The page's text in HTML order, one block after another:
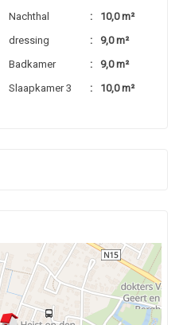
Nachthal :
10,0 m²
dressing :
9,0 m²
Badkamer :
9,0 m²
Slaapkamer 3 :
10,0 m²